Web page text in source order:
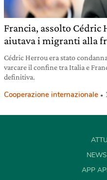
Francia, assolto Cédric
aiutava i migranti alla
Cédric Herrou era stato
varcare il confine tra Italia e
definitiva.
Cooperazione internazionale
APP